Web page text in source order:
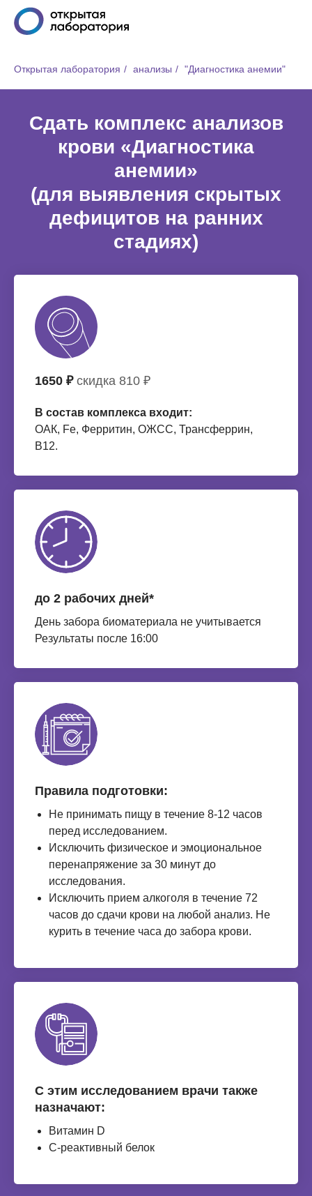
Открытая лаборатория / анализы / "Диагностика анемии"
Сдать комплекс анализов
крови «Диагностика
анемии»
(для выявления скрытых
дефицитов на ранних
стадиях)
1650 ₽ скидка 810 ₽
В состав комплекса входит:
ОАК, Fe, Ферритин, ОЖСС, Трансферрин,
B12.
до 2 рабочих дней*
День забора биоматериала не учитывается
Результаты после 16:00
Правила подготовки:
Не принимать пищу в течение 8-12 часов
перед исследованием.
Исключить физическое и эмоциональное
перенапряжение за 30 минут до
исследования.
Исключить прием алкоголя в течение 72
часов до сдачи крови на любой анализ. Не
курить в течение часа до забора крови.
С этим исследованием врачи также
назначают:
Витамин D
С-реактивный белок